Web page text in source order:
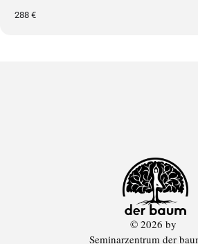
288 €
© 2026 by
Seminarzentrum der